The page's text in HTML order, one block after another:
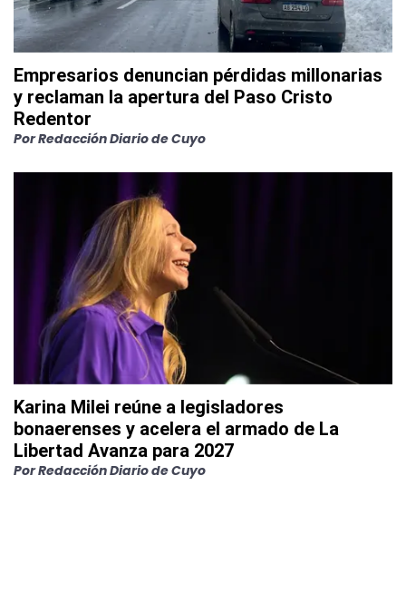
Empresarios denuncian pérdidas millonarias
y reclaman la apertura del Paso Cristo
Redentor
PorRedacción Diario de Cuyo
Karina Milei reúne a legisladores
bonaerenses y acelera el armado de La
Libertad Avanza para 2027
PorRedacción Diario de Cuyo